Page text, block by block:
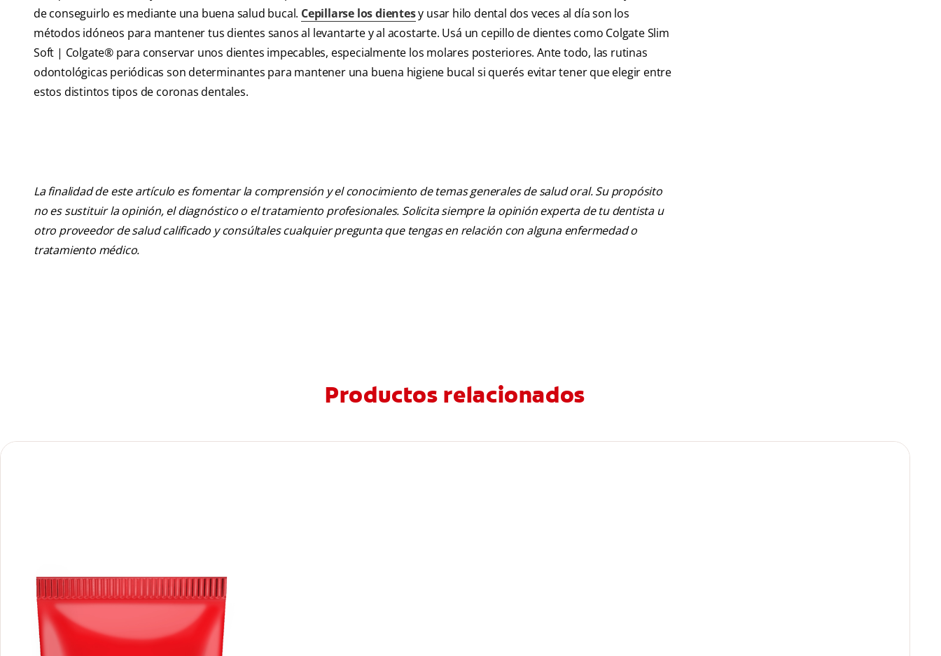
de conseguirlo es mediante una buena salud bucal. Cepillarse los dientesy usar hilo dental dos veces al día son los
métodos idóneos para mantener tus dientes sanos al levantarte y al acostarte. Usá un cepillo de dientes como Colgate Slim
Soft | Colgate® para conservar unos dientes impecables, especialmente los molares posteriores. Ante todo, las rutinas
odontológicas periódicas son determinantes para mantener una buena higiene bucal si querés evitar tener que elegir entre
estos distintos tipos de coronas dentales.
La finalidad de este artículo es fomentar la comprensión y el conocimiento de temas generales de salud oral. Su propósito
no es sustituir la opinión, el diagnóstico o el tratamiento profesionales. Solicita siempre la opinión experta de tu dentista u
otro proveedor de salud calificado y consúltales cualquier pregunta que tengas en relación con alguna enfermedad o
tratamiento médico.
Productos relacionados